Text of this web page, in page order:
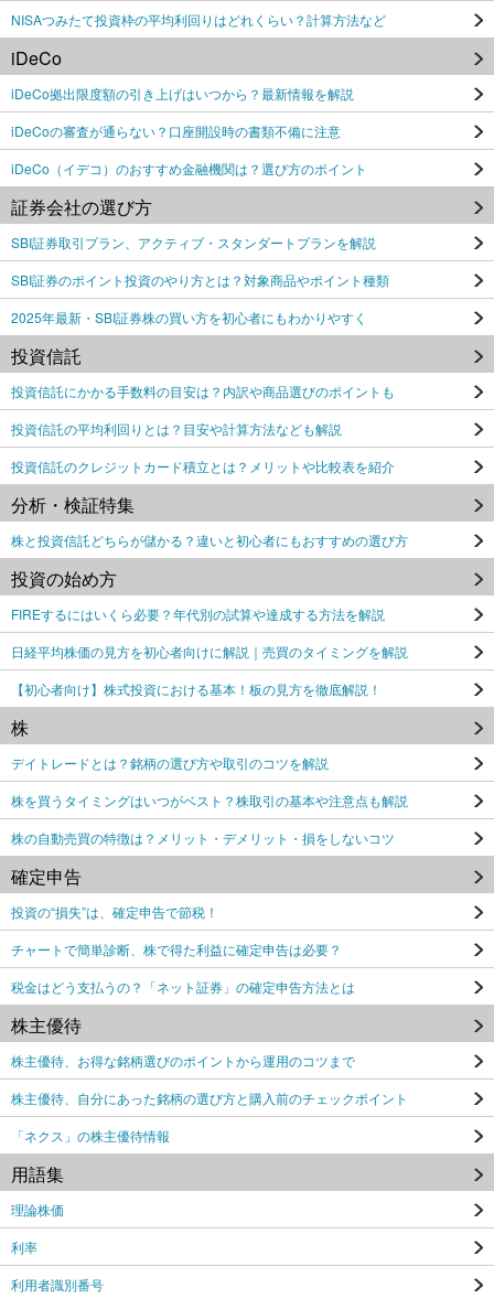
NISAつみたて投資枠の平均利回りはどれくらい？計算方法など
iDeCo
iDeCo拠出限度額の引き上げはいつから？最新情報を解説
iDeCoの審査が通らない？口座開設時の書類不備に注意
iDeCo（イデコ）のおすすめ金融機関は？選び方のポイント
証券会社の選び方
SBI証券取引プラン、アクティブ・スタンダートプランを解説
SBI証券のポイント投資のやり方とは？対象商品やポイント種類
2025年最新・SBI証券株の買い方を初心者にもわかりやすく
投資信託
投資信託にかかる手数料の目安は？内訳や商品選びのポイントも
投資信託の平均利回りとは？目安や計算方法なども解説
投資信託のクレジットカード積立とは？メリットや比較表を紹介
分析・検証特集
株と投資信託どちらが儲かる？違いと初心者にもおすすめの選び方
投資の始め方
FIREするにはいくら必要？年代別の試算や達成する方法を解説
日経平均株価の見方を初心者向けに解説｜売買のタイミングを解説
【初心者向け】株式投資における基本！板の見方を徹底解説！
株
デイトレードとは？銘柄の選び方や取引のコツを解説
株を買うタイミングはいつがベスト？株取引の基本や注意点も解説
株の自動売買の特徴は？メリット・デメリット・損をしないコツ
確定申告
投資の“損失”は、確定申告で節税！
チャートで簡単診断、株で得た利益に確定申告は必要？
税金はどう支払うの？「ネット証券」の確定申告方法とは
株主優待
株主優待、お得な銘柄選びのポイントから運用のコツまで
株主優待、自分にあった銘柄の選び方と購入前のチェックポイント
「ネクス」の株主優待情報
用語集
理論株価
利率
利用者識別番号